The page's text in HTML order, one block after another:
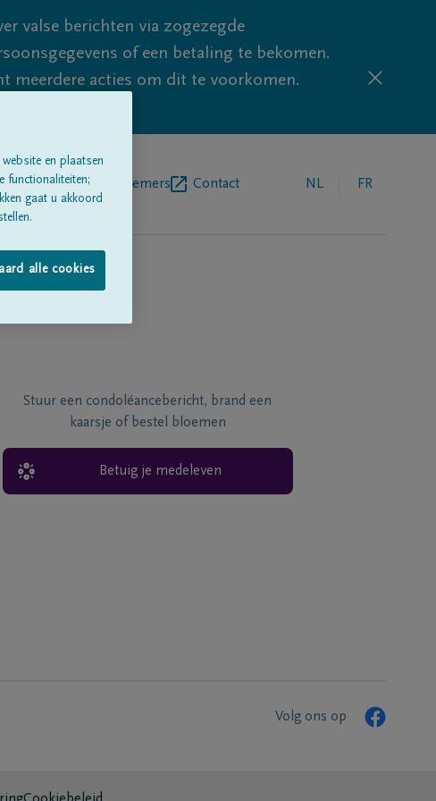
valse berichten via zogezegde
of een betaling te bekomen.
meerdere acties om dit te voorkomen.
onsBegrafenisondernemers Contact NL FR
Stuur een condoléancebericht, brand een
kaarsje of bestel bloemen
Betuig je medeleven
Volg ons op
en plaatsen
functionaliteiten;
gaat u akkoord
alle cookies